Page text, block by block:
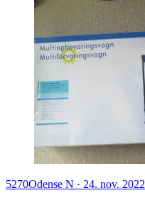
5270Odense N · 24. nov. 2022